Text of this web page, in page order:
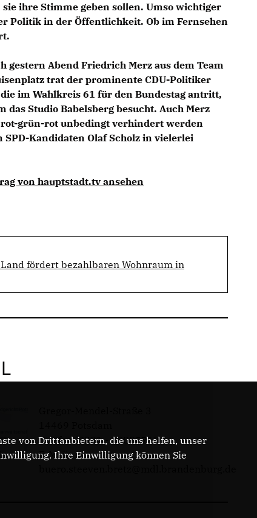
ihre Stimme geben sollen. Umso wichtiger
Politik in der Öffentlichkeit. Ob im Fernsehen
gestern Abend Friedrich Merz aus dem Team
trat der prominente CDU-Politiker
die im Wahlkreis 61 für den Bundestag antritt,
Studio Babelsberg besucht. Auch Merz
grün-rot unbedingt verhindert werden
Kandidaten Olaf Scholz in vielerlei
von hauptstadt.tv ansehen
fördert bezahlbaren Wohnraum in
Telefon: 0331 - 20085713
E-Mail:
von Drittanbietern, die uns helfen, unser
Ihre Einwilligung können Sie